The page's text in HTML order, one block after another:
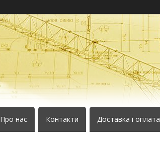
Про нас Контакти Доставка і оплата